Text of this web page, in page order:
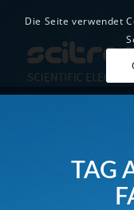
TAG
Die Seite verwendet